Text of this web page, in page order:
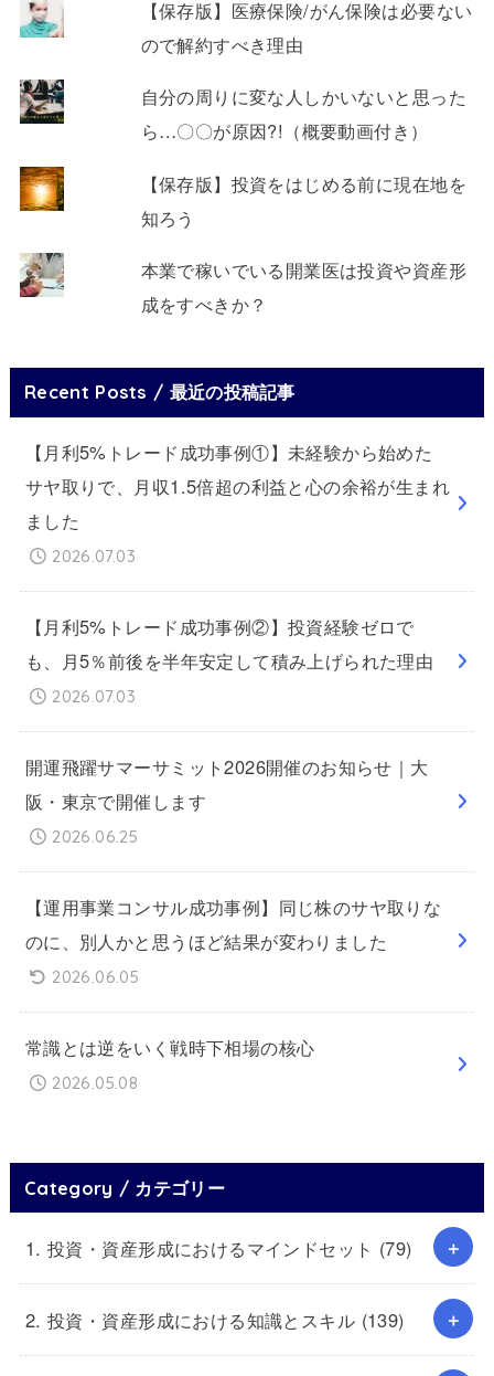
【保存版】医療保険/がん保険は必要ない
ので解約すべき理由
自分の周りに変な人しかいないと思った
ら…〇〇が原因?!（概要動画付き）
【保存版】投資をはじめる前に現在地を
知ろう
本業で稼いでいる開業医は投資や資産形
成をすべきか？
Recent Posts / 最近の投稿記事
【月利5%トレード成功事例①】未経験から始めた
サヤ取りで、月収1.5倍超の利益と心の余裕が生まれ
ました
2026.07.03
【月利5%トレード成功事例②】投資経験ゼロで
も、月5％前後を半年安定して積み上げられた理由
2026.07.03
開運飛躍サマーサミット2026開催のお知らせ｜大
阪・東京で開催します
2026.06.25
【運用事業コンサル成功事例】同じ株のサヤ取りな
のに、別人かと思うほど結果が変わりました
2026.06.05
常識とは逆をいく戦時下相場の核心
2026.05.08
Category / カテゴリー
1. 投資・資産形成におけるマインドセット (79)
2. 投資・資産形成における知識とスキル (139)